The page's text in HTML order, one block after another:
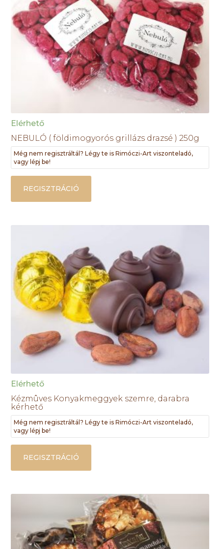
Elérhető
NEBULÓ ( földimogyorós grillázs drazsé ) 250g
Még nem regisztráltál? Légy te is Rimóczi-Art viszonteladó,
vagy lépj be!
REGISZTRÁCIÓ
Elérhető
Kézmûves Konyakmeggyek szemre, darabra
kérhető
Még nem regisztráltál? Légy te is Rimóczi-Art viszonteladó,
vagy lépj be!
REGISZTRÁCIÓ